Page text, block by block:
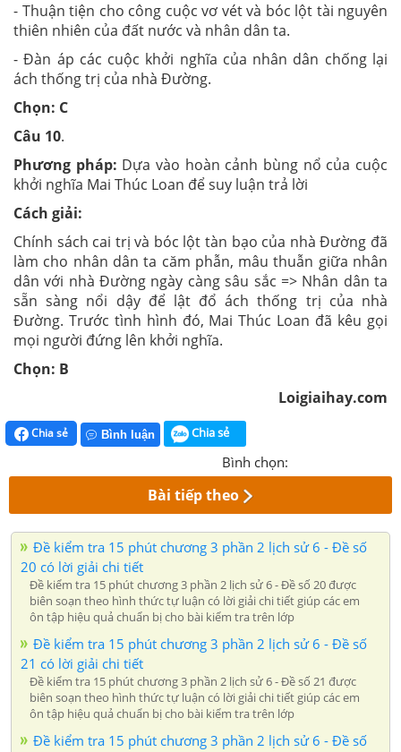
- Thuận tiện cho công cuộc vơ vét và bóc lột tài nguyên
thiên nhiên của đất nước và nhân dân ta.
- Đàn áp các cuộc khởi nghĩa của nhân dân chống lại
ách thống trị của nhà Đường.
Chọn: C
Câu 10.
Phương pháp: Dựa vào hoàn cảnh bùng nổ của cuộc
khởi nghĩa Mai Thúc Loan để suy luận trả lời
Cách giải:
Chính sách cai trị và bóc lột tàn bạo của nhà Đường đã
làm cho nhân dân ta căm phẫn, mâu thuẫn giữa nhân
dân với nhà Đường ngày càng sâu sắc => Nhân dân ta
sẵn sàng nổi dậy để lật đổ ách thống trị của nhà
Đường. Trước tình hình đó, Mai Thúc Loan đã kêu gọi
mọi người đứng lên khởi nghĩa.
Chọn: B
Loigiaihay.com
Chia sẻ Bình luận Chia sẻ
Bình chọn:
Bài tiếp theo
Đề kiểm tra 15 phút chương 3 phần 2 lịch sử 6 - Đề số
20 có lời giải chi tiết
Đề kiểm tra 15 phút chương 3 phần 2 lịch sử 6 - Đề số 20 được
biên soạn theo hình thức tự luận có lời giải chi tiết giúp các em
ôn tập hiệu quả chuẩn bị cho bài kiểm tra trên lớp
Đề kiểm tra 15 phút chương 3 phần 2 lịch sử 6 - Đề số
21 có lời giải chi tiết
Đề kiểm tra 15 phút chương 3 phần 2 lịch sử 6 - Đề số 21 được
biên soạn theo hình thức tự luận có lời giải chi tiết giúp các em
ôn tập hiệu quả chuẩn bị cho bài kiểm tra trên lớp
Đề kiểm tra 15 phút chương 3 phần 2 lịch sử 6 - Đề số